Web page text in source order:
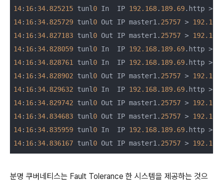
14: 16: 34.825215 tunl 0 In  IP 192.168. 189.69.http >
14: 16: 34.825729 tunl 0 Out IP master1. 25757 > 192.168
14: 16: 34.827183 tunl 0 Out IP master1. 25757 > 192.168
14: 16: 34.828059 tunl 0 In  IP 192.168. 189.69.http >
14: 16: 34.828761 tunl 0 In  IP 192.168. 189.69.http >
14: 16: 34.828902 tunl 0 Out IP master1. 25757 > 192.168
14: 16: 34.829632 tunl 0 In  IP 192.168. 189.69.http >
14: 16: 34.829742 tunl 0 Out IP master1. 25757 > 192.168
14: 16: 34.834683 tunl 0 Out IP master1. 25757 > 192.168
14: 16: 34.835959 tunl 0 In  IP 192.168. 189.69.http >
14: 16: 34.836167 tunl 0 Out IP master1. 25757 > 192.168
분명 쿠버네티스는 Fault Tolerance 한 시스템을 제공하는 것으